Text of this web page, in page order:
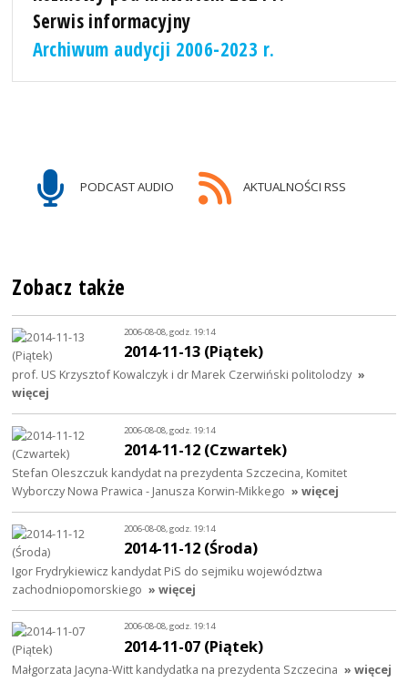
Serwis informacyjny
Archiwum audycji 2006-2023 r.
PODCAST AUDIO AKTUALNOŚCI RSS
Zobacz także
2006-08-08, godz. 19:14
2014-11-13 (Piątek)
prof. US Krzysztof Kowalczyk i dr Marek Czerwiński politolodzy »
więcej
2006-08-08, godz. 19:14
2014-11-12 (Czwartek)
Stefan Oleszczuk kandydat na prezydenta Szczecina, Komitet
Wyborczy Nowa Prawica - Janusza Korwin-Mikkego » więcej
2006-08-08, godz. 19:14
2014-11-12 (Środa)
Igor Frydrykiewicz kandydat PiS do sejmiku województwa
zachodniopomorskiego » więcej
2006-08-08, godz. 19:14
2014-11-07 (Piątek)
Małgorzata Jacyna-Witt kandydatka na prezydenta Szczecina » więcej